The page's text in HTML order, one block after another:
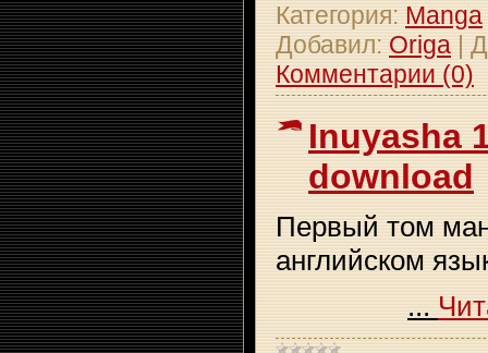
Категория: Manga
Добавил: Origa
Комментарии (0)
Inuyasha
download
Первый том
английском
...